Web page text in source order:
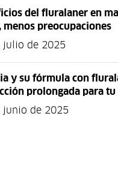
del fluralaner en
menos preocupaciones
julio de 2025
y su fórmula con
prolongada para tu
junio de 2025